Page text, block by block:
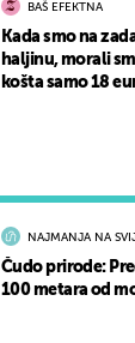
NAJMANJA NA
Čudo prirode:
100 metara od
BAŠ EFEKTNA
Kada smo na
haljinu, morali
košta samo 18